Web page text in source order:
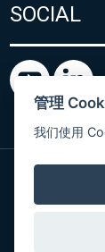
SOCIAL
管理
我们使用